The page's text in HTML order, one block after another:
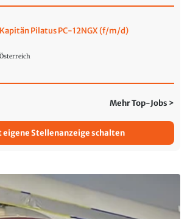
Kapitän Pilatus PC-12NGX (f/m/d)
Österreich
Mehr Top-Jobs >
eigene Stellenanzeige schalten